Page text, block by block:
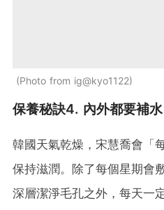
Photo from ig@kyo1122
保養秘訣4. 內外都要補水
韓國天氣乾燥，宋慧喬會「
保持滋潤。除了每個星期會
深層潔淨毛孔之外，每天一